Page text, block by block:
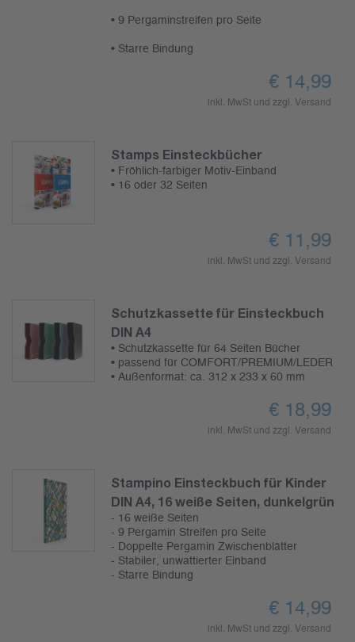
• 9 Pergaminstreifen pro Seite
• Starre Bindung
€ 14,99
inkl. MwSt und zzgl. Versand
Stamps Einsteckbücher
• Fröhlich-farbiger Motiv-Einband
• 16 oder 32 Seiten
€ 11,99
inkl. MwSt und zzgl. Versand
Schutzkassette für Einsteckbuch
DIN A4
• Schutzkassette für 64 Seiten Bücher
• passend für COMFORT/PREMIUM/LEDER
• Außenformat: ca. 312 x 233 x 60 mm
€ 18,99
inkl. MwSt und zzgl. Versand
Stampino Einsteckbuch für Kinder
DIN A4, 16 weiße Seiten, dunkelgrün
- 16 weiße Seiten
- 9 Pergamin Streifen pro Seite
- Doppelte Pergamin Zwischenblätter
- Stabiler, unwattierter Einband
- Starre Bindung
€ 14,99
inkl. MwSt und zzgl. Versand